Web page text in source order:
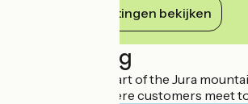
Haar verplichtingen bekijken
Beschrijving
Located in the heart of the Jura
of conviviality where customers meet